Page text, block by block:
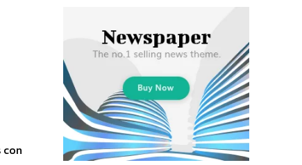
con